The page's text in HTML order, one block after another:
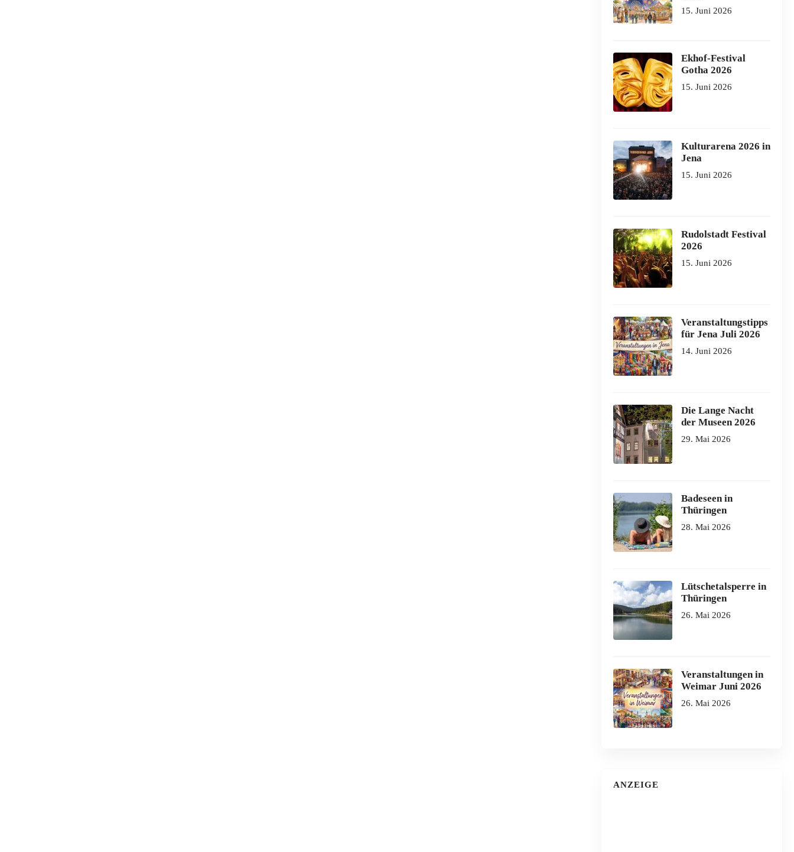
15. Juni 2026
Ekhof-Festival
Gotha 2026
15. Juni 2026
Kulturarena 2026 in
Jena
15. Juni 2026
Rudolstadt Festival
2026
15. Juni 2026
Veranstaltungstipps
für Jena Juli 2026
14. Juni 2026
Die Lange Nacht
der Museen 2026
29. Mai 2026
Badeseen in
Thüringen
28. Mai 2026
Lütschetalsperre in
Thüringen
26. Mai 2026
Veranstaltungen in
Weimar Juni 2026
26. Mai 2026
ANZEIGE